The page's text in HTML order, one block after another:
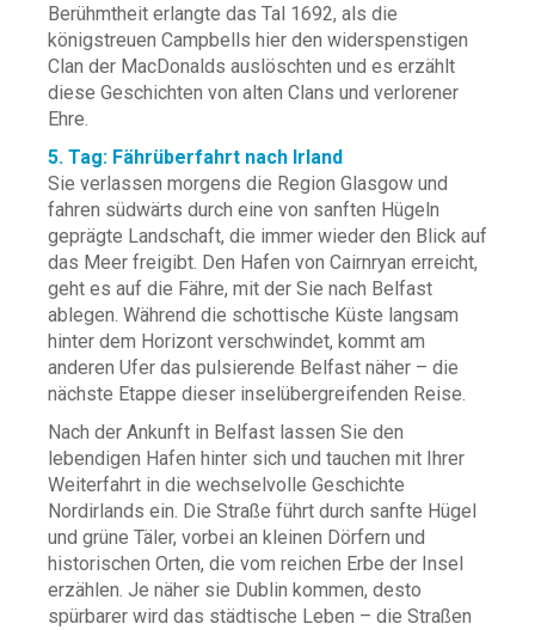
Berühmtheit erlangte das Tal 1692, als die
königstreuen Campbells hier den widerspenstigen
Clan der MacDonalds auslöschten und es erzählt
diese Geschichten von alten Clans und verlorener
Ehre.
5. Tag: Fährüberfahrt nach Irland
Sie verlassen morgens die Region Glasgow und
fahren südwärts durch eine von sanften Hügeln
geprägte Landschaft, die immer wieder den Blick auf
das Meer freigibt. Den Hafen von Cairnryan erreicht,
geht es auf die Fähre, mit der Sie nach Belfast
ablegen. Während die schottische Küste langsam
hinter dem Horizont verschwindet, kommt am
anderen Ufer das pulsierende Belfast näher – die
nächste Etappe dieser inselübergreifenden Reise.
Nach der Ankunft in Belfast lassen Sie den
lebendigen Hafen hinter sich und tauchen mit Ihrer
Weiterfahrt in die wechselvolle Geschichte
Nordirlands ein. Die Straße führt durch sanfte Hügel
und grüne Täler, vorbei an kleinen Dörfern und
historischen Orten, die vom reichen Erbe der Insel
erzählen. Je näher sie Dublin kommen, desto
spürbarer wird das städtische Leben – die Straßen